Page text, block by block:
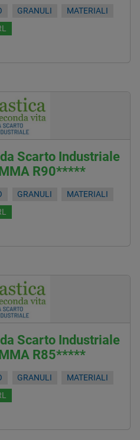
GRANULI
MATERIALI
Scarto Industriale
R90*****
GRANULI
MATERIALI
Scarto Industriale
R85*****
GRANULI
MATERIALI